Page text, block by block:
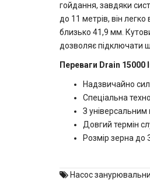
гойдання, завдяки
до 11 метрів, він
близько 41,9 мм.
дозволяє підключати
Переваги Drain 15000
Надзвичайно
Спеціальна
З універсальним
Довгий термін
Розмір зерна до
Насос